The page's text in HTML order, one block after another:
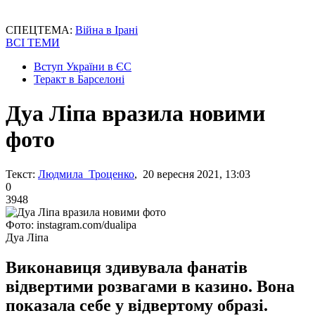
СПЕЦТЕМА: Війна в Ірані
ВСІ ТЕМИ
Вступ України в ЄС
Теракт в Барселоні
Дуа Ліпа вразила новими
фото
Текст: Людмила Троценко, 20 вересня 2021, 13:03
0
3948
Фото: instagram.com/dualipa
Дуа Ліпа
Виконавиця здивувала фанатів
відвертими розвагами в казино. Вона
показала себе у відвертому образі.